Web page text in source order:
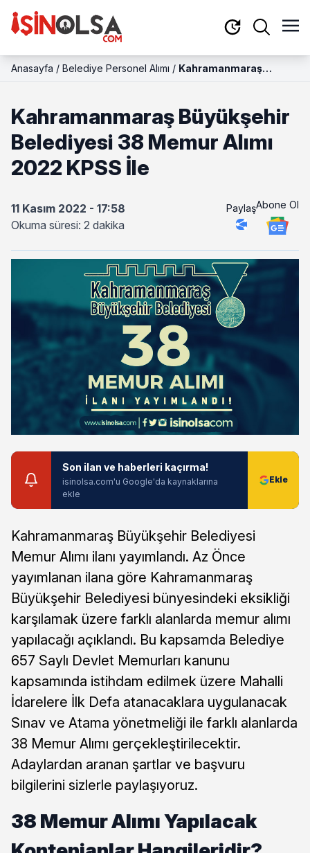
Anasayfa / Belediye Personel Alımı / Kahramanmaraş
KPSS İle
Kahramanmaraş Büyükşehir
Belediyesi 38 Memur Alımı
2022 KPSS İle
11 Kasım 2022 - 17:58
Okuma süresi: 2 dakika
PaylaşAbone Ol
Son ilan ve haberleri kaçırma!
isinolsa.com'u Google'da kaynaklarına
ekle
Kahramanmaraş Büyükşehir Belediyesi
Memur Alımı ilanı yayımlandı. Az Önce
yayımlanan ilana göre Kahramanmaraş
Büyükşehir Belediyesi bünyesindeki eksikliği
karşılamak üzere farklı alanlarda memur alımı
yapılacağı açıklandı. Bu kapsamda Belediye
657 Saylı Devlet Memurları kanunu
kapsamında istihdam edilmek üzere Mahalli
İdarelere İlk Defa atanacaklara uygulanacak
Sınav ve Atama yönetmeliği ile farklı alanlarda
38 Memur Alımı gerçekleştirilecektir.
Adaylardan aranan şartlar ve başvuru
bilgilerini sizlerle paylaşıyoruz.
38 Memur Alımı Yapılacak